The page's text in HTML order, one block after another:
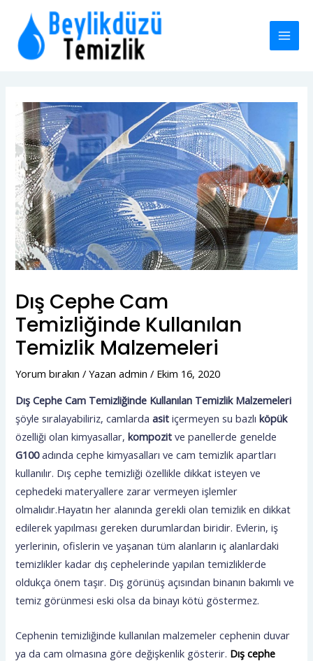
Dış Cephe Cam
Temizliğinde Kullanılan
Temizlik Malzemeleri
Yorum bırakın / Yazan admin/ Ekim 16, 2020
Dış Cephe Cam Temizliğinde Kullanılan Temizlik Malzemeleri
şöyle sıralayabiliriz, camlardaasit içermeyen su bazlıköpük
özelliği olan kimyasallar,kompozit ve panellerde genelde
G100adında cephe kimyasalları ve cam temizlik apartları
kullanılır. Dış cephe temizliği özellikle dikkat isteyen ve
cephedeki materyallere zarar vermeyen işlemler
olmalıdır.Hayatın her alanında gerekli olan temizlik en dikkat
edilerek yapılması gereken durumlardan biridir. Evlerin, iş
yerlerinin, ofislerin ve yaşanan tüm alanların iç alanlardaki
temizlikler kadar dış cephelerinde yapılan temizliklerde
oldukça önem taşır. Dış görünüş açısından binanın bakımlı ve
temiz görünmesi eski olsa da binayı kötü göstermez.
Cephenin temizliğinde kullanılan malzemeler cephenin duvar
ya da cam olmasına göre değişkenlik gösterir. Dış cephe